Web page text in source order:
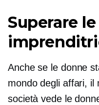
Superare
Anche se le donne
mondo degli affari, il
società vede le